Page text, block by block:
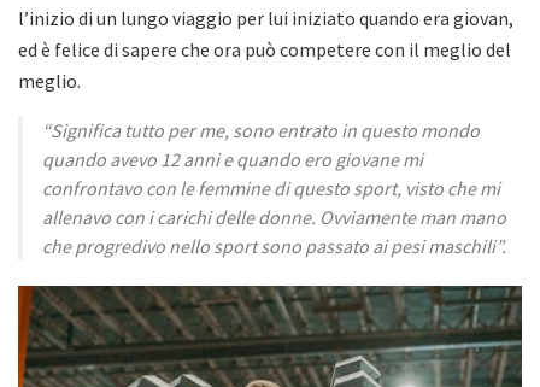
l’inizio di un lungo viaggio per lui iniziato quando era giovan,
ed è felice di sapere che ora può competere con il meglio del
meglio.
“Significa tutto per me, sono entrato in questo mondo
quando avevo 12 anni e quando ero giovane mi
confrontavo con le femmine di questo sport, visto che mi
allenavo con i carichi delle donne. Ovviamente man mano
che progredivo nello sport sono passato ai pesi maschili”.